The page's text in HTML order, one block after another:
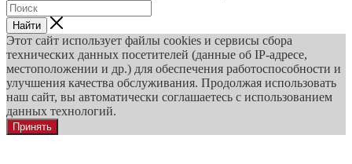
Найти
Этот сайт использует файлы cookies и сервисы сбора
технических данных посетителей (данные об IP-адресе,
местоположении и др.) для обеспечения работоспособности и
улучшения качества обслуживания. Продолжая использовать
наш сайт, вы автоматически соглашаетесь с использованием
данных технологий.
Принять